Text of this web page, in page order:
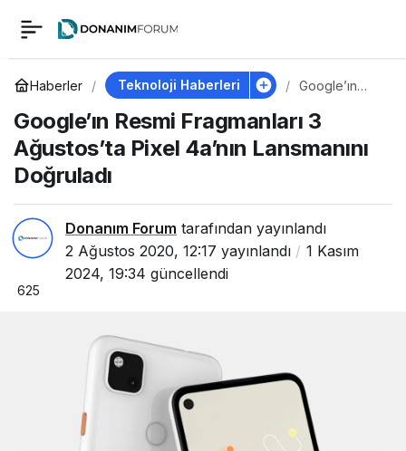
Haberler Teknoloji Haberleri
Google’ın
Fragmanları 3
Ağustos’ta
Pixel 4a’nın
Google’ın Resmi Fragmanları 3
Ağustos’ta Pixel 4a’nın Lansmanını
Doğruladı
Donanım Forum tarafından yayınlandı
2 Ağustos 2020, 12:17 yayınlandı
1 Kasım
2024, 19:34 güncellendi
625
Google’ın Resmi
Fragmanları 3
Ağustos’ta Pixel
4a’nın Lansmanını
Doğruladı